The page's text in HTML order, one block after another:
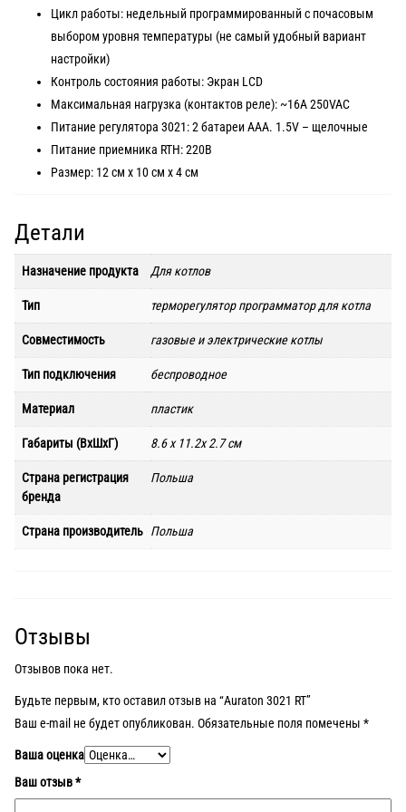
Цикл работы: недельный программированный с почасовым
выбором уровня температуры (не самый удобный вариант
настройки)
Контроль состояния работы: Экран LCD
Максимальная нагрузка (контактов реле): ~16A 250VAC
Питание регулятора 3021: 2 батареи ААA. 1.5V – щелочные
Питание приемника RTH: 220В
Размер: 12 см x 10 см x 4 см
Детали
Назначение продукта Для котлов
Тип терморегулятор программатор для котла
Совместимость газовые и электрические котлы
Тип подключения беспроводное
Материал пластик
Габариты (ВхШхГ) 8.6 x 11.2x 2.7 см
Страна регистрация
бренда
Польша
Страна производитель Польша
Отзывы
Отзывов пока нет.
Будьте первым, кто оставил отзыв на “Auraton 3021 RT”
Ваш e-mail не будет опубликован. Обязательные поля помечены *
Ваша оценка
Ваш отзыв*